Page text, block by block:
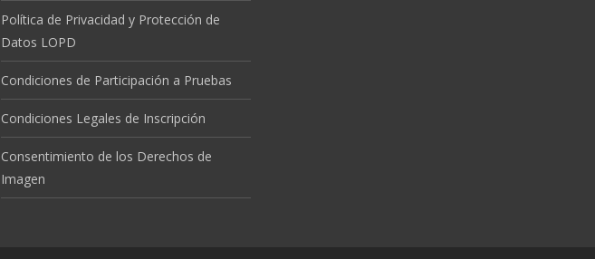
Política de Privacidad y Protección de
Datos LOPD
Condiciones de Participación a Pruebas
Condiciones Legales de Inscripción
Consentimiento de los Derechos de
Imagen